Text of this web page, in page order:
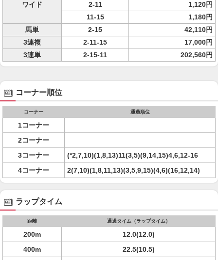
ワイド
2-11
1,120円
11-15
1,180円
馬単
2-15
42,110円
3連複
2-11-15
17,000円
3連単
2-15-11 202,560円
コーナー順位
コーナー 通過順位
1コーナー
2コーナー
3コーナー
(*2,7,10)(1,8,13)11(3,5)(9,14,15)4,6,12-16
4コーナー
2(7,10)(1,8,11,13)(3,5,9,15)(4,6)(16,12,14)
ラップタイム
距離 通過タイム（ラップタイム）
200m
12.0(12.0)
400m
22.5(10.5)